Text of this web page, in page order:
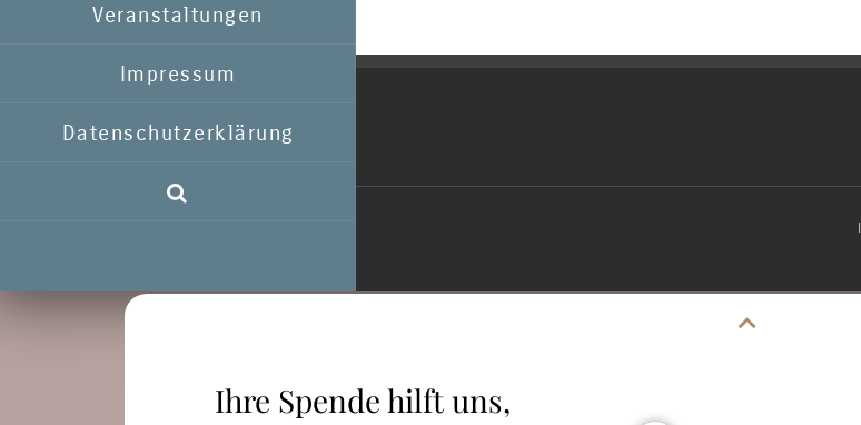
Veranstaltungen
Impressum
Datenschutzerklärung
Ihre Spende hilft uns,